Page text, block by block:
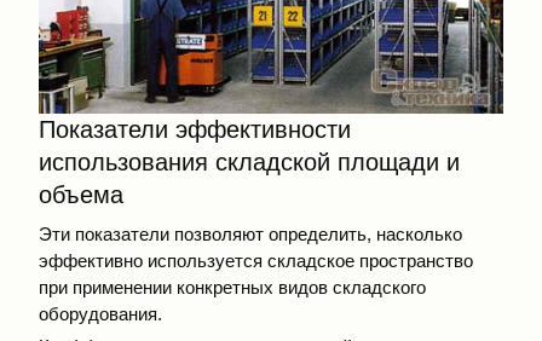
Показатели эффективности
использования складской площади и
объема
Эти показатели позволяют определить, насколько
эффективно используется складское пространство
при применении конкретных видов складского
оборудования.